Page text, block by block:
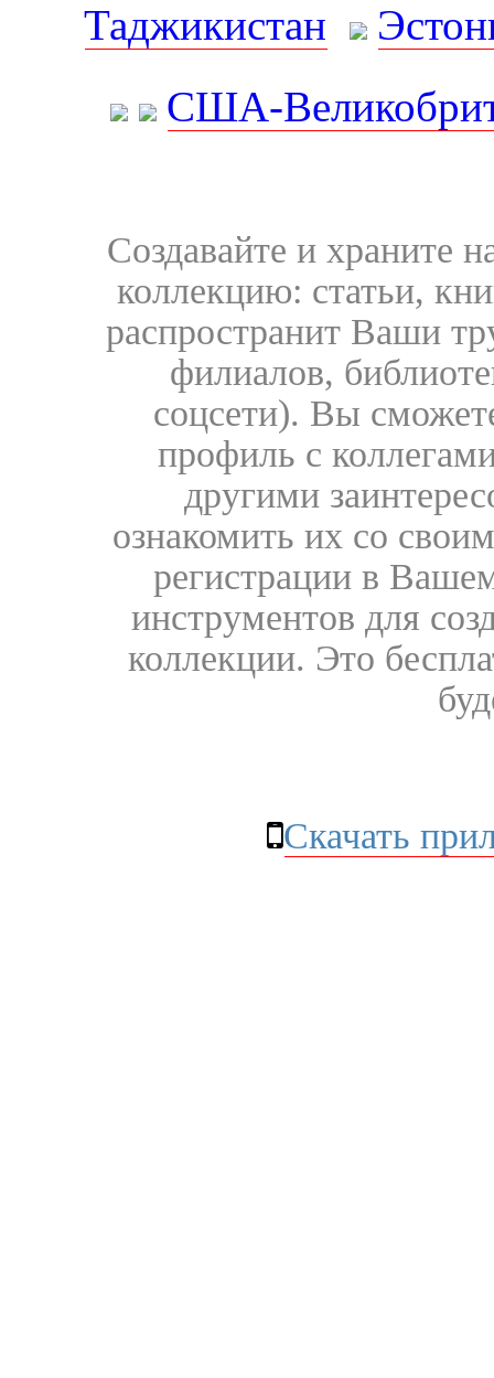
Таджикистан
США-
Создавайте и храните
коллекцию: статьи,
распространит Ваши
филиалов,
соцсети). Вы
профиль с
другими
ознакомить их со
регистрации в
инструментов для
коллекции. Это
Скачать